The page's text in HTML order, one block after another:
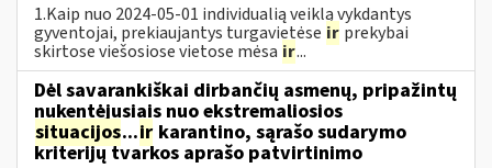
1.Kaip nuo 2024-05-01 individualią veiklą vykdantys
gyventojai, prekiaujantys turgavietėse ir prekybai
skirtose viešosiose vietose mėsa ir...
Dėl savarankiškai dirbančių asmenų, pripažintų
nukentėjusiais nuo ekstremaliosios
situacijos...ir karantino, sąrašo sudarymo
kriterijų tvarkos aprašo patvirtinimo